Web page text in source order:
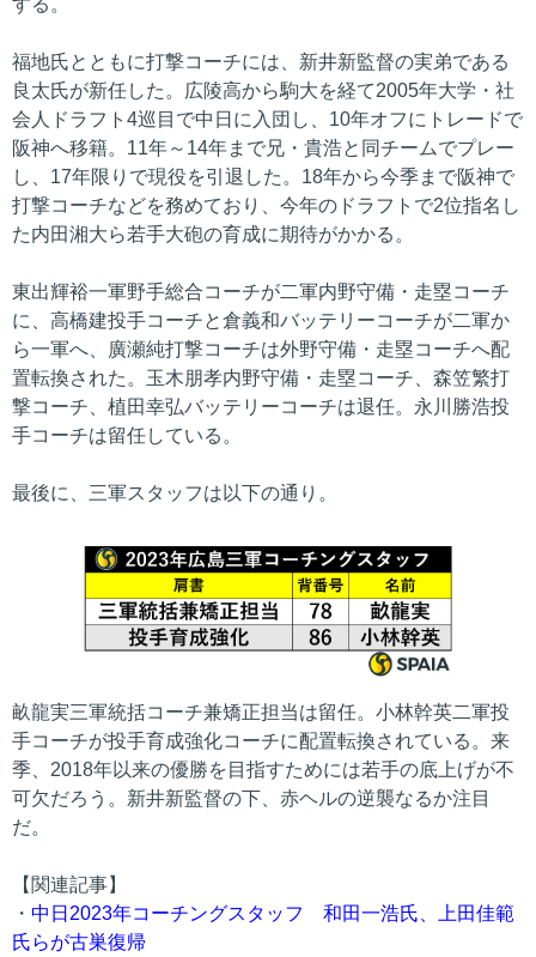
する。
福地氏とともに打撃コーチには、新井新監督の実弟である
良太氏が新任した。広陵高から駒大を経て2005年大学・社
会人ドラフト4巡目で中日に入団し、10年オフにトレードで
阪神へ移籍。11年～14年まで兄・貴浩と同チームでプレー
し、17年限りで現役を引退した。18年から今季まで阪神で
打撃コーチなどを務めており、今年のドラフトで2位指名し
た内田湘大ら若手大砲の育成に期待がかかる。
東出輝裕一軍野手総合コーチが二軍内野守備・走塁コーチ
に、高橋建投手コーチと倉義和バッテリーコーチが二軍か
ら一軍へ、廣瀬純打撃コーチは外野守備・走塁コーチへ配
置転換された。玉木朋孝内野守備・走塁コーチ、森笠繁打
撃コーチ、植田幸弘バッテリーコーチは退任。永川勝浩投
手コーチは留任している。
最後に、三軍スタッフは以下の通り。
畝龍実三軍統括コーチ兼矯正担当は留任。小林幹英二軍投
手コーチが投手育成強化コーチに配置転換されている。来
季、2018年以来の優勝を目指すためには若手の底上げが不
可欠だろう。新井新監督の下、赤ヘルの逆襲なるか注目
だ。
【関連記事】
・ 中日2023年コーチングスタッフ 和田一浩氏、上田佳範
氏らが古巣復帰